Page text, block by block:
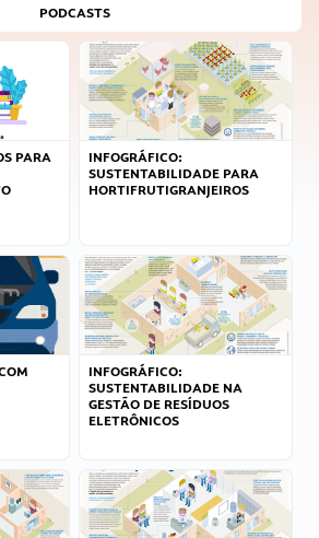
PODCASTS
PARA
INFOGRÁFICO:
SUSTENTABILIDADE PARA
HORTIFRUTIGRANJEIROS
INFOGRÁFICO:
SUSTENTABILIDADE NA
GESTÃO DE RESÍDUOS
ELETRÔNICOS